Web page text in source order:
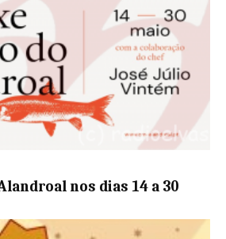
nos dias 14 a 30